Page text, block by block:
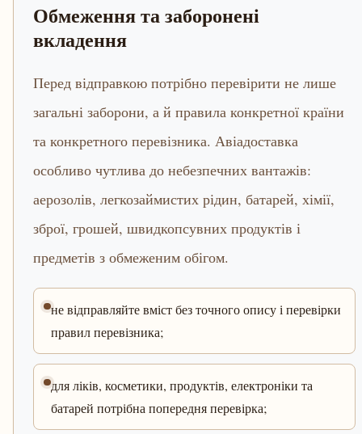
Обмеження та заборонені
вкладення
Перед відправкою потрібно перевірити не лише
загальні заборони, а й правила конкретної країни
та конкретного перевізника. Авіадоставка
особливо чутлива до небезпечних вантажів:
аерозолів, легкозаймистих рідин, батарей, хімії,
зброї, грошей, швидкопсувних продуктів і
предметів з обмеженим обігом.
не відправляйте вміст без точного опису і перевірки
правил перевізника;
для ліків, косметики, продуктів, електроніки та
батарей потрібна попередня перевірка;